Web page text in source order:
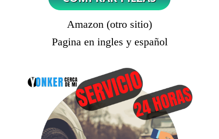
Amazon (otro sitio)
Pagina en ingles y español